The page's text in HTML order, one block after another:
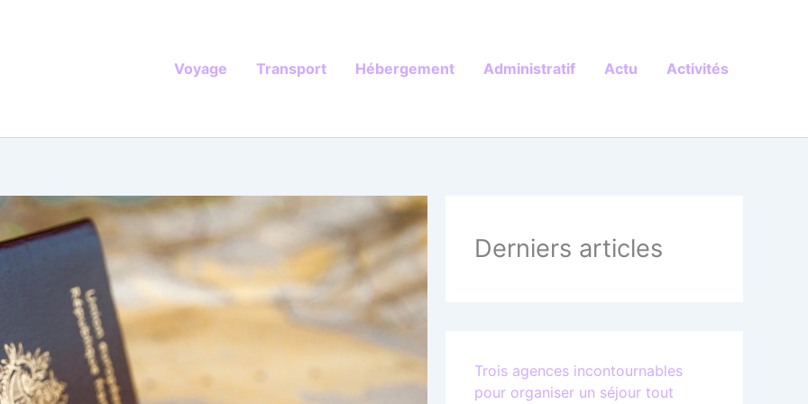
Voyage Transport Hébergement Administratif Actu Activités
Derniers articles
Trois agences incontournables
pour organiser un séjour tout